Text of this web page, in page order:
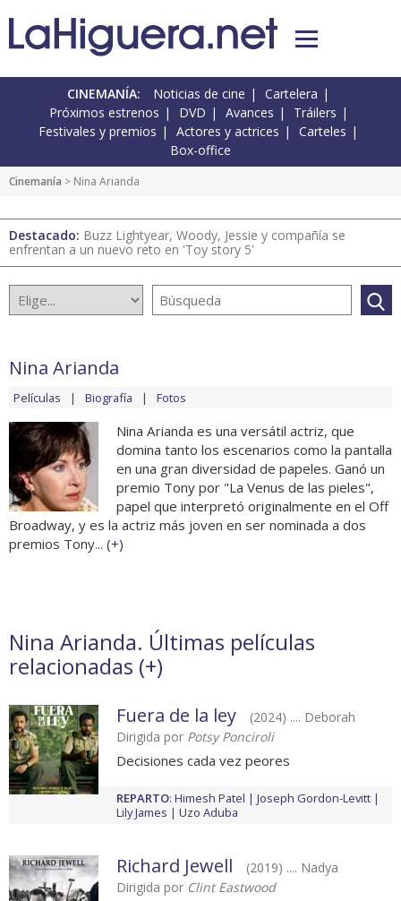
CINEMANÍA: Noticias de cine
Cartelera
Próximos estrenos
DVD Avances
Tráilers
Festivales y premios
Actores y actrices
Carteles
Box-office
Cinemanía > Nina Arianda
Destacado: Buzz Lightyear, Woody, Jessie y compañía se
enfrentan a un nuevo reto en 'Toy story 5'
Nina Arianda
Películas Biografía Fotos
Nina Arianda es una versátil actriz, que
domina tanto los escenarios como la pantalla
en una gran diversidad de papeles. Ganó un
premio Tony por "La Venus de las pieles",
papel que interpretó originalmente en el Off
Broadway, y es la actriz más joven en ser nominada a dos
premios Tony... (+)
Nina Arianda. Últimas películas
relacionadas (+)
Fuera de la ley
(2024) .... Deborah
Dirigida por Potsy Ponciroli
Decisiones cada vez peores
REPARTO: Himesh Patel
Joseph Gordon-Levitt
Lily James
Uzo Aduba
Richard Jewell
(2019) .... Nadya
Dirigida por Clint Eastwood